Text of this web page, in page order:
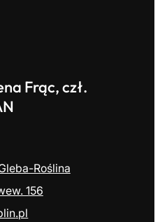
Frąc, czł.
Roślina
156
.pl